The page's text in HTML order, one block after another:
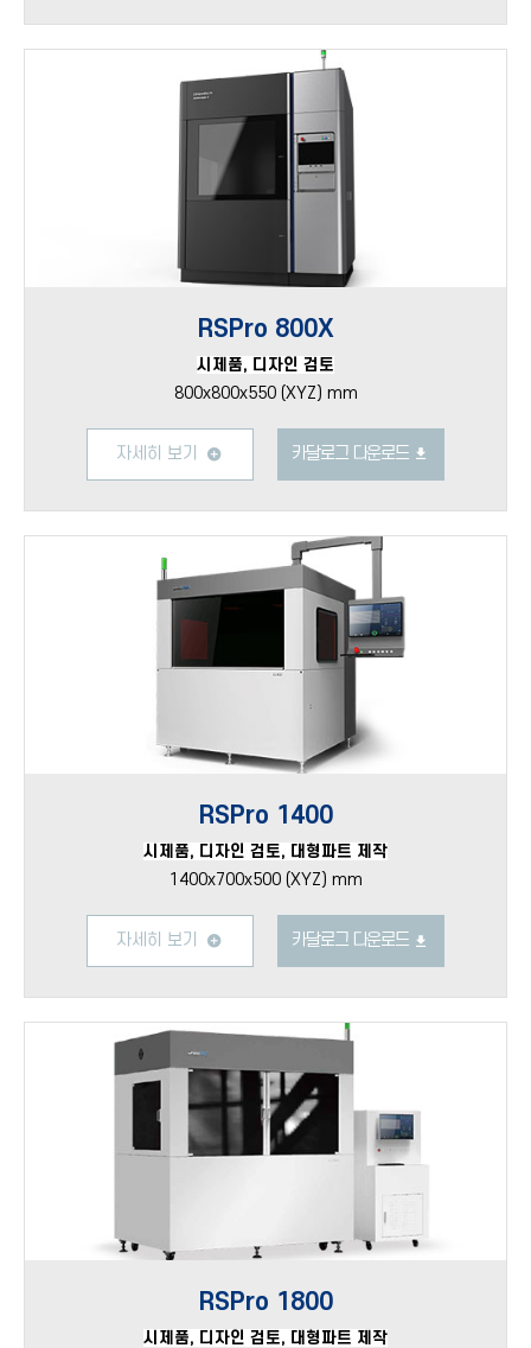
RSPro 800X
시제품, 디자인 검토
800x800x550 (XYZ) mm
자세히 보기 카달로그 다운로드
RSPro 1400
시제품, 디자인 검토, 대형파트 제작
1400x700x500 (XYZ) mm
자세히 보기 카달로그 다운로드
RSPro 1800
시제품, 디자인 검토, 대형파트 제작